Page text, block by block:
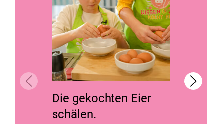
Die gekochten Eier
schälen.